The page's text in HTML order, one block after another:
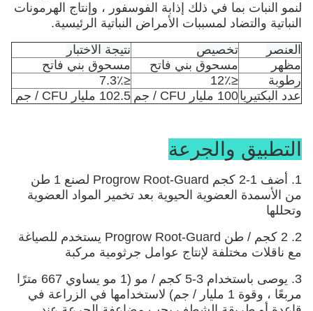
لنمو النبات بما في ذلك إذابة الفوسفور ، وإنتاج الهرمونات
النباتية والتضاد لمسببات الأمراض النباتية الرئيسية.
العنصر
تخصيص
نتيجة الاختبار
مظهر
مسحوق بني فاتح
مسحوق بني فاتح
رطوبة
≤12٪
≤7.3٪
عدد البكتيريا100 مليار CFU / جم 102.5 مليار CFU / جم
التطبيق والجرعة
وتحللها
مع ناقلات مختلفة لإنتاج عوامل جرثومية مركبة